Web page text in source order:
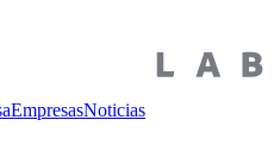
EmpresasNoticias